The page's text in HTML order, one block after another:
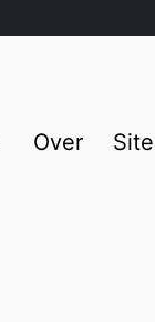
Open
Over